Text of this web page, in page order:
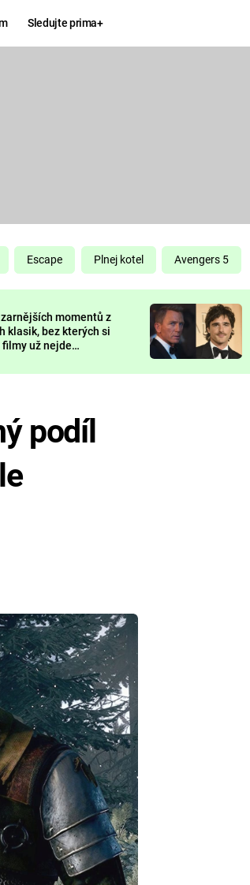
Sledujte prima+
KOMEDIE
CHUCK
NORRIS
DEADPOOL
Escape Plnej kotel Avengers 5
momentů z
klasik, bez kterých si
už nejde
podíl